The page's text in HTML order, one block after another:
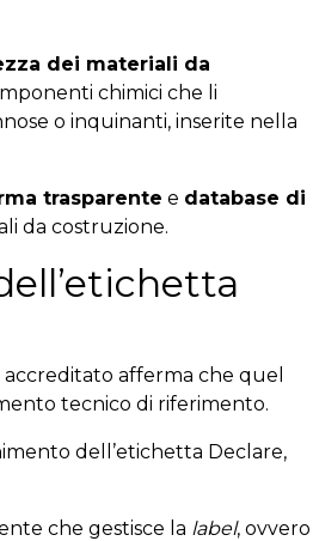
dei materiali da
chimici che li
o inquinanti, inserite nella
trasparente e database di
da costruzione.
afferma che quel
tecnico di riferimento.
dell’etichetta Declare,
che gestisce la label, ovvero